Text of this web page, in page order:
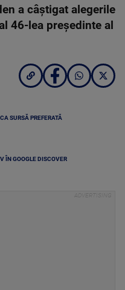
a câștigat alegerile
46-lea președinte al
SURSĂ PREFERATĂ
ÎN GOOGLE DISCOVER